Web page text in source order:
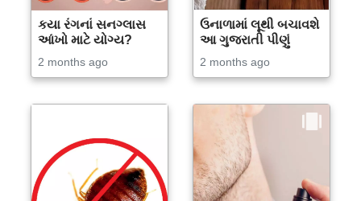
કયા રંગનાં સનગ્લાસ
આંખો માટે યોગ્ય?
2 months ago
ઉનાળામાં લૂથી બચાવશે
આ ગુજરાતી પીણું
2 months ago